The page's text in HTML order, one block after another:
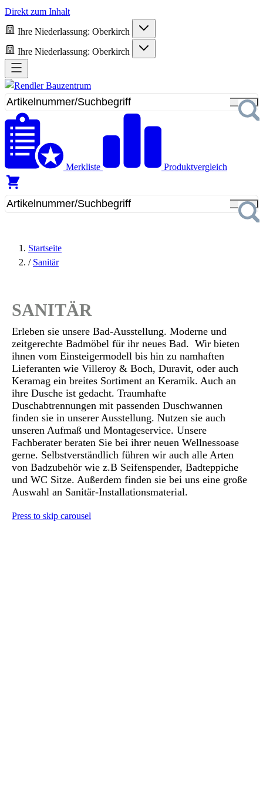
Direkt zum Inhalt
Ihre Niederlassung: Oberkirch
Ihre Niederlassung: Oberkirch
Merkliste Produktvergleich
Startseite
/ Sanitär
SANITÄR
Erleben sie unsere Bad-Ausstellung. Moderne und
zeitgerechte Badmöbel für ihr neues Bad. Wir bieten
ihnen vom Einsteigermodell bis hin zu namhaften
Lieferanten wie Villeroy & Boch, Duravit, oder auch
Keramag ein breites Sortiment an Keramik. Auch an
ihre Dusche ist gedacht. Traumhafte
Duschabtrennungen mit passenden Duschwannen
finden sie in unserer Ausstellung. Nutzen sie auch
unseren Aufmaß und Montageservice. Unsere
Fachberater beraten Sie bei ihrer neuen Wellnessoase
gerne. Selbstverständlich führen wir auch alle Arten
von Badzubehör wie z.B Seifenspender, Badteppiche
und WC Sitze. Außerdem finden sie bei uns eine große
Auswahl an Sanitär-Installationsmaterial.
Press to skip carousel